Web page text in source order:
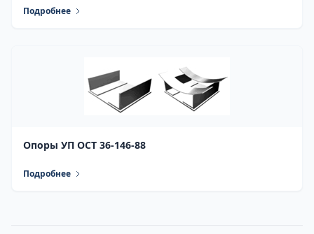
Подробнее
Опоры УП ОСТ 36-146-88
Подробнее